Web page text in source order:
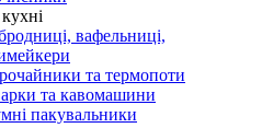
вафельниці,
та термопоти
та кавомашини
пакувальники